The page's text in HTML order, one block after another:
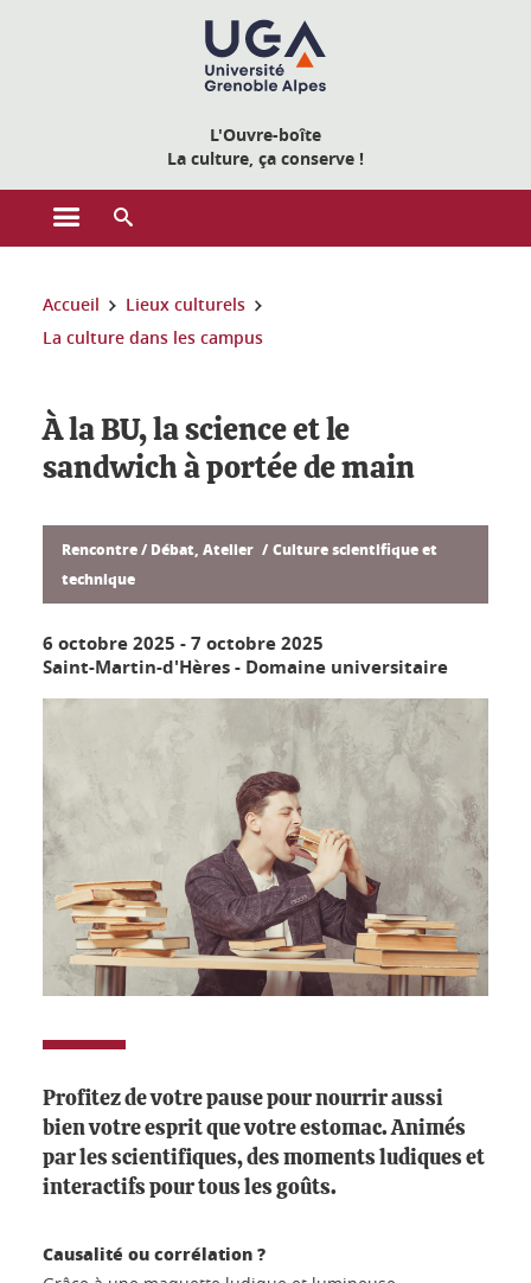
L'Ouvre-boîte
La culture, ça conserve !
Ouvrir le menu principal
Vous êtes ici :
Accueil
Lieux culturels
La culture dans les campus
À la BU, la science et le
sandwich à portée de main
Rencontre / Débat, Atelier
Culture scientifique et
technique
6 octobre 2025 -7 octobre 2025
Saint-Martin-d'Hères - Domaine universitaire
Profitez de votre pause pour nourrir aussi
bien votre esprit que votre estomac. Animés
par les scientifiques, des moments ludiques et
interactifs pour tous les goûts.
Causalité ou corrélation ?